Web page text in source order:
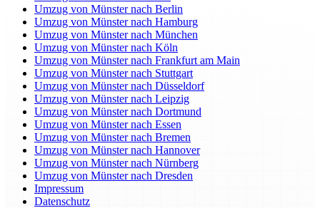
Umzug von Münster nach Berlin
Umzug von Münster nach Hamburg
Umzug von Münster nach München
Umzug von Münster nach Köln
Umzug von Münster nach Frankfurt am Main
Umzug von Münster nach Stuttgart
Umzug von Münster nach Düsseldorf
Umzug von Münster nach Leipzig
Umzug von Münster nach Dortmund
Umzug von Münster nach Essen
Umzug von Münster nach Bremen
Umzug von Münster nach Hannover
Umzug von Münster nach Nürnberg
Umzug von Münster nach Dresden
Impressum
Datenschutz